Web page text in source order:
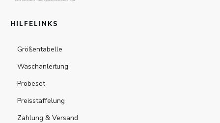
HILFELINKS
Größentabelle
Waschanleitung
Probeset
Preisstaffelung
Zahlung & Versand